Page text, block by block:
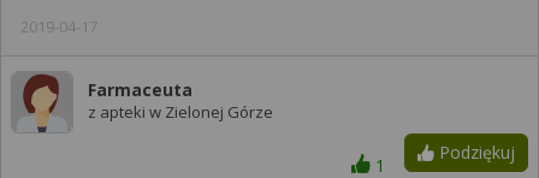
2019-04-17
Farmaceuta
z apteki w Zielonej Górze
Podziękuj
1